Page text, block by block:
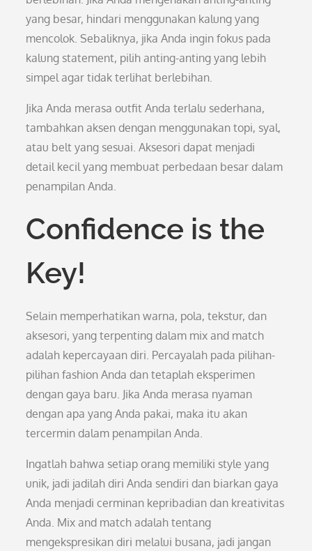
yang besar, hindari menggunakan kalung yang
mencolok. Sebaliknya, jika Anda ingin fokus pada
kalung statement, pilih anting-anting yang lebih
simpel agar tidak terlihat berlebihan.
Jika Anda merasa outfit Anda terlalu sederhana,
tambahkan aksen dengan menggunakan topi, syal,
atau belt yang sesuai. Aksesori dapat menjadi
detail kecil yang membuat perbedaan besar dalam
penampilan Anda.
Confidence is the
Key!
Selain memperhatikan warna, pola, tekstur, dan
aksesori, yang terpenting dalam mix and match
adalah kepercayaan diri. Percayalah pada pilihan-
pilihan fashion Anda dan tetaplah eksperimen
dengan gaya baru. Jika Anda merasa nyaman
dengan apa yang Anda pakai, maka itu akan
tercermin dalam penampilan Anda.
Ingatlah bahwa setiap orang memiliki style yang
unik, jadi jadilah diri Anda sendiri dan biarkan gaya
Anda menjadi cerminan kepribadian dan kreativitas
Anda. Mix and match adalah tentang
mengekspresikan diri melalui busana, jadi jangan